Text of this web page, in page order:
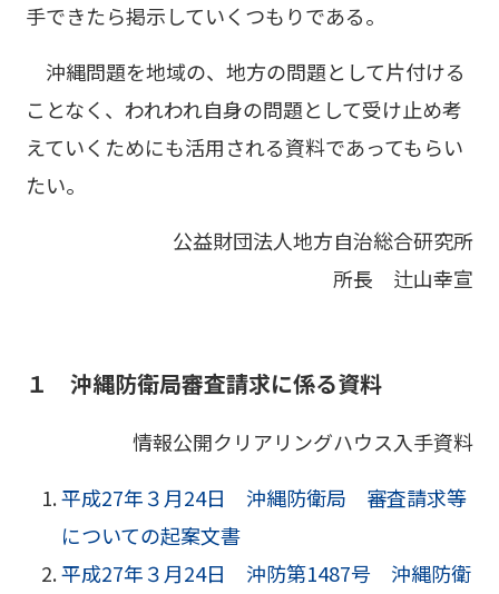
手できたら掲示していくつもりである。
沖縄問題を地域の、地方の問題として片付ける
ことなく、われわれ自身の問題として受け止め考
えていくためにも活用される資料であってもらい
たい。
公益財団法人地方自治総合研究所
所長 辻山幸宣
１ 沖縄防衛局審査請求に係る資料
情報公開クリアリングハウス入手資料
平成27年３月24日 沖縄防衛局 審査請求等
についての起案文書
平成27年３月24日 沖防第1487号 沖縄防衛